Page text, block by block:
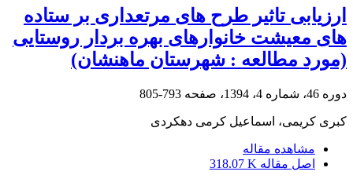
ارزیابی تاثیر طرح های مرتعداری بر ستاده
های معیشت خانوارهای بهره بردار روستایی
(مورد مطالعه : شهرستان ماهنشان)
دوره 46، شماره 4، 1394، صفحه 793-805
کبری کریمی، اسماعیل کرمی دهکردی
مشاهده مقاله
اصل مقاله 318.07 K